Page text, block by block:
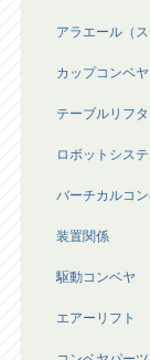
アラエール（
カップコンベヤ
テーブルリフ
ロボットシス
バーチカルコ
装置関係
駆動コンベヤ
エアーリフト